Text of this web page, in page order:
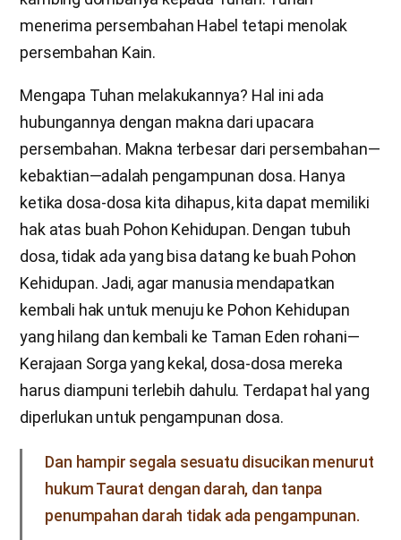
menerima persembahan Habel tetapi menolak
persembahan Kain.
Mengapa Tuhan melakukannya? Hal ini ada
hubungannya dengan makna dari upacara
persembahan. Makna terbesar dari persembahan—
kebaktian—adalah pengampunan dosa. Hanya
ketika dosa-dosa kita dihapus, kita dapat memiliki
hak atas buah Pohon Kehidupan. Dengan tubuh
dosa, tidak ada yang bisa datang ke buah Pohon
Kehidupan. Jadi, agar manusia mendapatkan
kembali hak untuk menuju ke Pohon Kehidupan
yang hilang dan kembali ke Taman Eden rohani—
Kerajaan Sorga yang kekal, dosa-dosa mereka
harus diampuni terlebih dahulu. Terdapat hal yang
diperlukan untuk pengampunan dosa.
Dan hampir segala sesuatu disucikan menurut
hukum Taurat dengan darah, dan tanpa
penumpahan darah tidak ada pengampunan.